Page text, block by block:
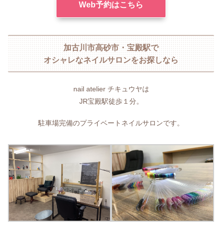
Web予約はこちら
加古川市高砂市・宝殿駅で
オシャレなネイルサロンをお探しなら
nail atelier チキュウヤは
JR宝殿駅徒歩１分。
駐車場完備のプライベートネイルサロンです。